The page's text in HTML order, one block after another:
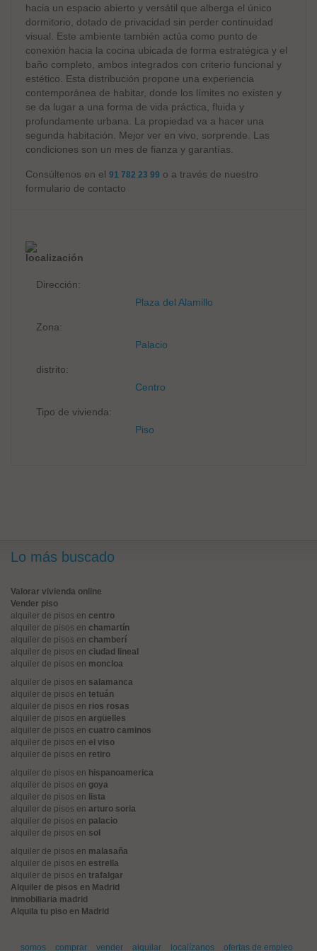
hacia un espacio abierto y versátil que alberga el único
dormitorio, dotado de privacidad sin perder continuidad
visual. Este ambiente también actúa como punto de
conexión hacia la cocina ubicada de forma estratégica y el
baño completo, ambos integrados con criterio funcional y
estético. Esta distribución propone una experiencia
contemporánea de habitar, donde los límites no existen y
se da lugar a una forma de vida práctica, fluida y
profundamente urbana. La propiedad va a hacer una
segunda habitación. Mejor ver en vivo, sorprende. Las
condiciones son un mes de fianza y garantías.
Consúltenos en el 91 782 23 99 o a través de nuestro
formulario de contacto
localización
Dirección:
Plaza del Alamillo
Zona:
Palacio
distrito:
Centro
Tipo de vivienda:
Piso
Lo más buscado
Valorar vivienda online
Vender piso
alquiler de pisos en centro
alquiler de pisos en chamartín
alquiler de pisos en chamberí
alquiler de pisos en ciudad lineal
alquiler de pisos en moncloa
alquiler de pisos en salamanca
alquiler de pisos en tetuán
alquiler de pisos en rios rosas
alquiler de pisos en argüelles
alquiler de pisos en cuatro caminos
alquiler de pisos en el viso
alquiler de pisos en retiro
alquiler de pisos en hispanoamerica
alquiler de pisos en goya
alquiler de pisos en lista
alquiler de pisos en arturo soria
alquiler de pisos en palacio
alquiler de pisos en sol
alquiler de pisos en malasaña
alquiler de pisos en estrella
alquiler de pisos en trafalgar
Alquiler de pisos en Madrid
inmobiliaria madrid
Alquila tu piso en Madrid
somos comprar vender alquilar localízanos ofertas de empleo